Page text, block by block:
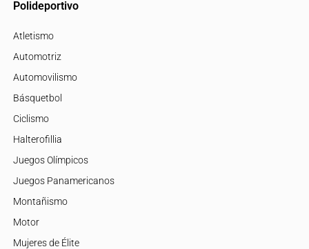
Polideportivo
Atletismo
Automotriz
Automovilismo
Básquetbol
Ciclismo
Halterofillia
Juegos Olímpicos
Juegos Panamericanos
Montañismo
Motor
Mujeres de Élite